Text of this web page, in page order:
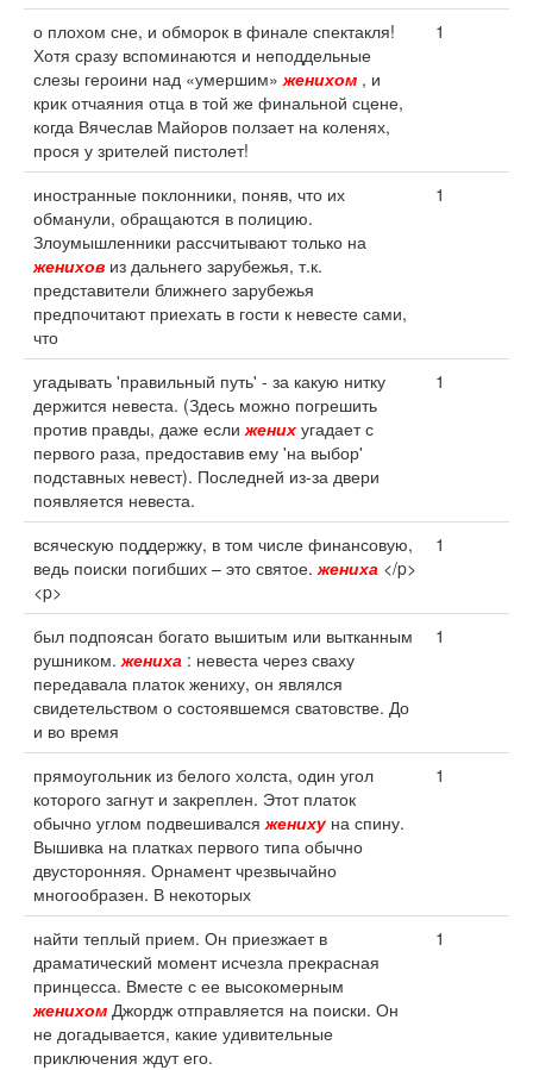
о плохом сне, и обморок в финале спектакля!
Хотя сразу вспоминаются и неподдельные
слезы героини над «умершим»женихом , и
крик отчаяния отца в той же финальной сцене,
когда Вячеслав Майоров ползает на коленях,
прося у зрителей пистолет!
1
иностранные поклонники, поняв, что их
обманули, обращаются в полицию.
Злоумышленники рассчитывают только на
женихов из дальнего зарубежья, т.к.
представители ближнего зарубежья
предпочитают приехать в гости к невесте сами,
что
1
угадывать 'правильный путь' - за какую нитку
держится невеста. (Здесь можно погрешить
против правды, даже еслижених угадает с
первого раза, предоставив ему 'на выбор'
подставных невест). Последней из-за двери
появляется невеста.
1
всяческую поддержку, в том числе финансовую,
ведь поиски погибших – это святое.жениха </p>
<p>
1
был подпоясан богато вышитым или вытканным
рушником.жениха : невеста через сваху
передавала платок жениху, он являлся
свидетельством о состоявшемся сватовстве. До
и во время
1
прямоугольник из белого холста, один угол
которого загнут и закреплен. Этот платок
обычно углом подвешивалсяженихуна спину.
Вышивка на платках первого типа обычно
двусторонняя. Орнамент чрезвычайно
многообразен. В некоторых
1
найти теплый прием. Он приезжает в
драматический момент исчезла прекрасная
принцесса. Вместе с ее высокомерным
женихом Джордж отправляется на поиски. Он
не догадывается, какие удивительные
приключения ждут его.
1